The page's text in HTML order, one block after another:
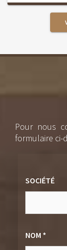
Pour nous
formulaire ci-
SOCIÉTÉ
NOM *